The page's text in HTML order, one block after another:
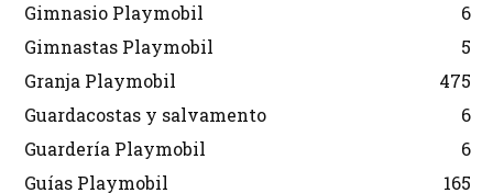
Gimnasio Playmobil
6
Gimnastas Playmobil
5
Granja Playmobil
475
Guardacostas y salvamento
6
Guardería Playmobil
6
Guías Playmobil
165